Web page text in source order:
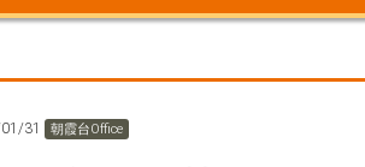
31 朝霞台Office